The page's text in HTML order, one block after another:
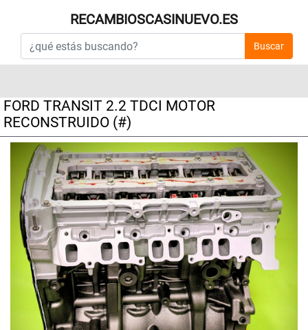
RECAMBIOSCASINUEVO.ES
Buscar
FORD TRANSIT 2.2 TDCI MOTOR
RECONSTRUIDO (#)